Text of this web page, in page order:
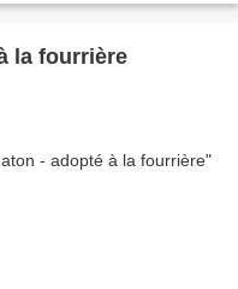
la fourrière